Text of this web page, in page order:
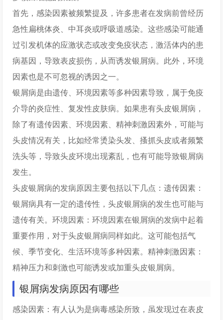
首先，感染因素被频繁提及，许多患者在发病前曾经历
急性扁桃体炎、中耳炎或呼吸道感染。这些感染可能通
过引发机体的应激状态或改变免疫状态，激活体内的患
病基因，导致表皮损伤，从而诱发银屑病。此外，环境
因素也是不可忽视的诱因之一。
银屑病是由遗传、环境因素等多种因素导致，属于免疫
介导的炎症性、复发性皮肤病。如果患有头皮银屑病，
除了有遗传因素、环境因素、精神刺激因素外，可能与
头皮情况有关，比如经常烫染头发、搔抓头皮或者频繁
洗头等，导致头皮环境出现紊乱，也有可能导致银屑病
发生。
头皮银屑病的发病原因主要包括以下几点：遗传因素：
银屑病具有一定的遗传性，头皮银屑病的发生也可能与
遗传有关。环境因素：环境因素在银屑病的发病中起着
重要作用，对于头皮银屑病同样如此。这可能包括气
候、季节变化、生活环境等多种因素。精神刺激因素：
精神压力和刺激也可能诱发或加重头皮银屑病。
银屑病发病原因有哪些
感染因素：有人认为是病毒感染所致，虽发现过在表皮